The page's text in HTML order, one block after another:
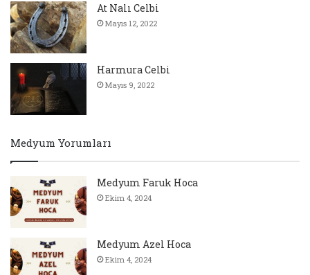
At Nalı Celbi
Mayıs 12, 2022
Harmura Celbi
Mayıs 9, 2022
Medyum Yorumları
Medyum Faruk Hoca
Ekim 4, 2024
Medyum Azel Hoca
Ekim 4, 2024